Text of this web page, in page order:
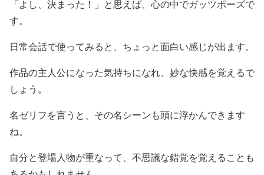
「よし、決まった！」と思えば、心の中でガッツポーズで
す。
日常会話で使ってみると、ちょっと面白い感じが出ます。
作品の主人公になった気持ちになれ、妙な快感を覚えるで
しょう。
名ゼリフを言うと、その名シーンも頭に浮かんできます
ね。
自分と登場人物が重なって、不思議な錯覚を覚えることも